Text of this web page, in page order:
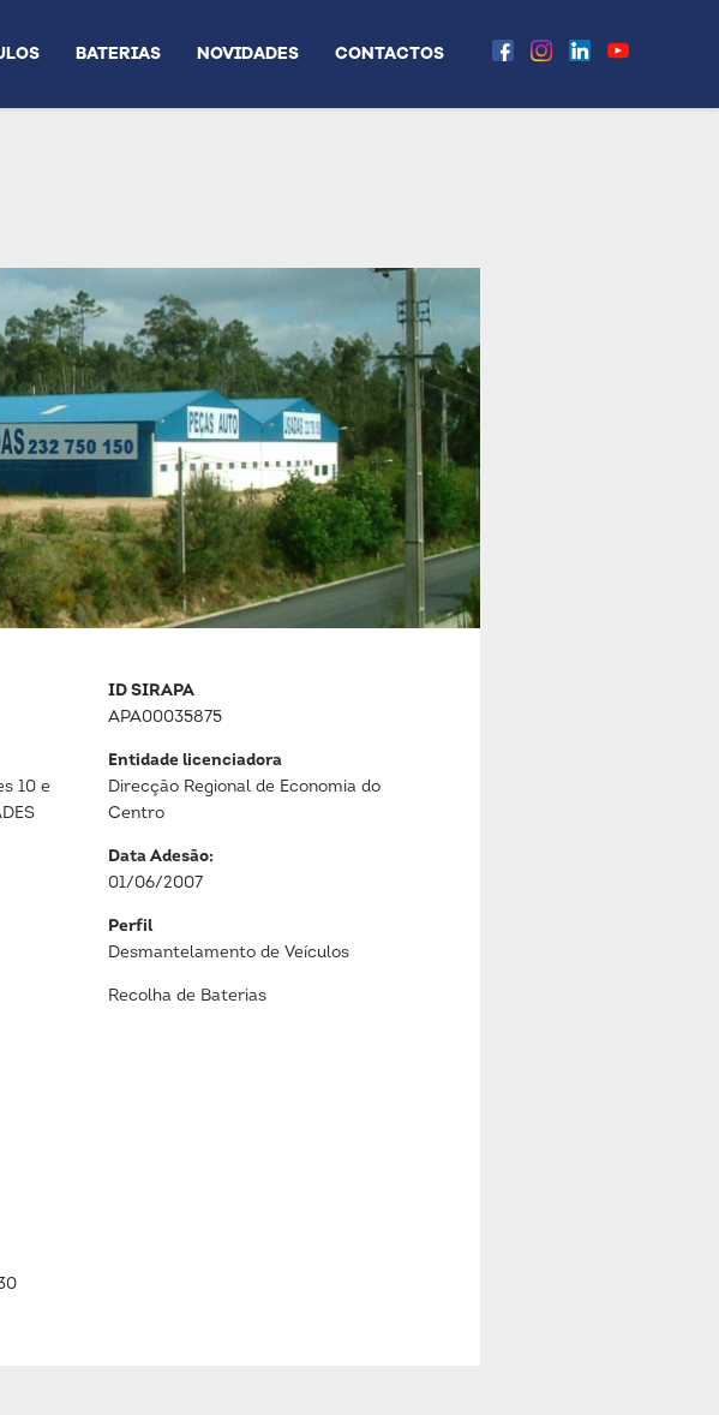
BATERIAS NOVIDADES CONTACTOS
10 e
ID SIRAPA
APA00035875
Entidade licenciadora
Direcção Regional de Economia do
Centro
Data Adesão:
01/06/2007
Perfil
Desmantelamento de Veículos
Recolha de Baterias